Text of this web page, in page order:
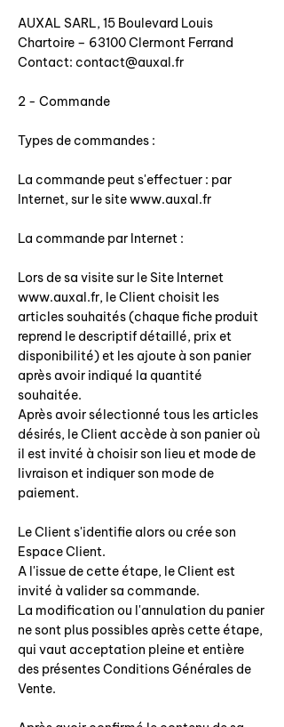
AUXAL SARL, 15 Boulevard Louis
Chartoire – 63100 Clermont Ferrand
Contact: contact@auxal.fr
2 - Commande
Types de commandes :
La commande peut s'effectuer : par
Internet, sur le site www.auxal.fr
La commande par Internet :
Lors de sa visite sur le Site Internet
www.auxal.fr, le Client choisit les
articles souhaités (chaque fiche produit
reprend le descriptif détaillé, prix et
disponibilité) et les ajoute à son panier
après avoir indiqué la quantité
souhaitée.
Après avoir sélectionné tous les articles
désirés, le Client accède à son panier où
il est invité à choisir son lieu et mode de
livraison et indiquer son mode de
paiement.
Le Client s'identifie alors ou crée son
Espace Client.
A l'issue de cette étape, le Client est
invité à valider sa commande.
La modification ou l'annulation du panier
ne sont plus possibles après cette étape,
qui vaut acceptation pleine et entière
des présentes Conditions Générales de
Vente.